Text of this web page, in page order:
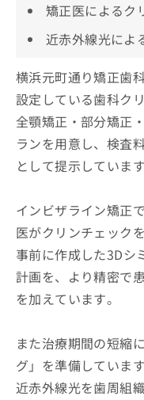
矯正医によるク
近赤外線光によ
横浜元町通り矯正歯
設定している歯科ク
全顎矯正・部分矯正
ランを用意し、検査
として提示しています
インビザライン矯正
医がクリンチェック
事前に作成した3Dシ
計画を、より精密で
を加えています。
また治療期間の短縮
グ」を準備しています
近赤外線光を歯周組